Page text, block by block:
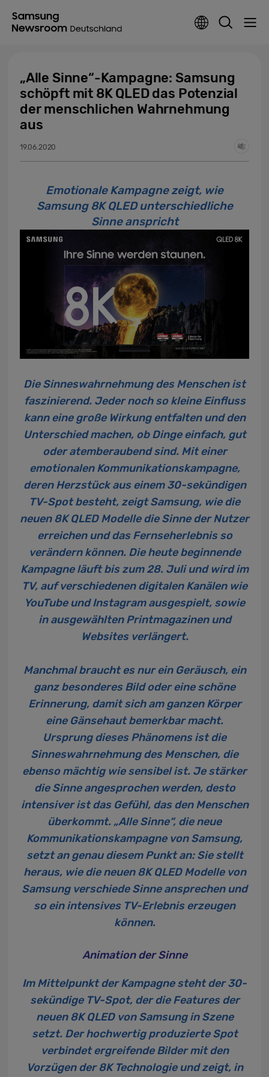
„Alle Sinne“-Kampagne: Samsung
schöpft mit 8K QLED das Potenzial
der menschlichen Wahrnehmung
aus
19.06.2020
Emotionale Kampagne zeigt, wie
Samsung 8K QLED unterschiedliche
Sinne anspricht
Die Sinneswahrnehmung des Menschen ist
faszinierend. Jeder noch so kleine Einfluss
kann eine große Wirkung entfalten und den
Unterschied machen, ob Dinge einfach, gut
oder atemberaubend sind. Mit einer
emotionalen Kommunikationskampagne,
deren Herzstück aus einem 30-sekündigen
TV-Spot besteht, zeigt Samsung, wie die
neuen 8K QLED Modelle die Sinne der Nutzer
erreichen und das Fernseherlebnis so
verändern können. Die heute beginnende
Kampagne läuft bis zum 28. Juli und wird im
TV, auf verschiedenen digitalen Kanälen wie
YouTube und Instagram ausgespielt, sowie
in ausgewählten Printmagazinen und
Websites verlängert.
Manchmal braucht es nur ein Geräusch, ein
ganz besonderes Bild oder eine schöne
Erinnerung, damit sich am ganzen Körper
eine Gänsehaut bemerkbar macht.
Ursprung dieses Phänomens ist die
Sinneswahrnehmung des Menschen, die
ebenso mächtig wie sensibel ist. Je stärker
die Sinne angesprochen werden, desto
intensiver ist das Gefühl, das den Menschen
überkommt. „Alle Sinne“, die neue
Kommunikationskampagne von Samsung,
setzt an genau diesem Punkt an: Sie stellt
heraus, wie die neuen 8K QLED Modelle von
Samsung verschiede Sinne ansprechen und
so ein intensives TV-Erlebnis erzeugen
können.
Animation der Sinne
Im Mittelpunkt der Kampagne steht der 30-
sekündige TV-Spot, der die Features der
neuen 8K QLED von Samsung in Szene
setzt. Der hochwertig produzierte Spot
verbindet ergreifende Bilder mit den
Vorzügen der 8K Technologie und zeigt, in